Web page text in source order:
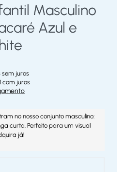
Masculino
Azul e
sem juros
com juros
no nosso conjunto masculino:
curta. Perfeito para um visual
já!